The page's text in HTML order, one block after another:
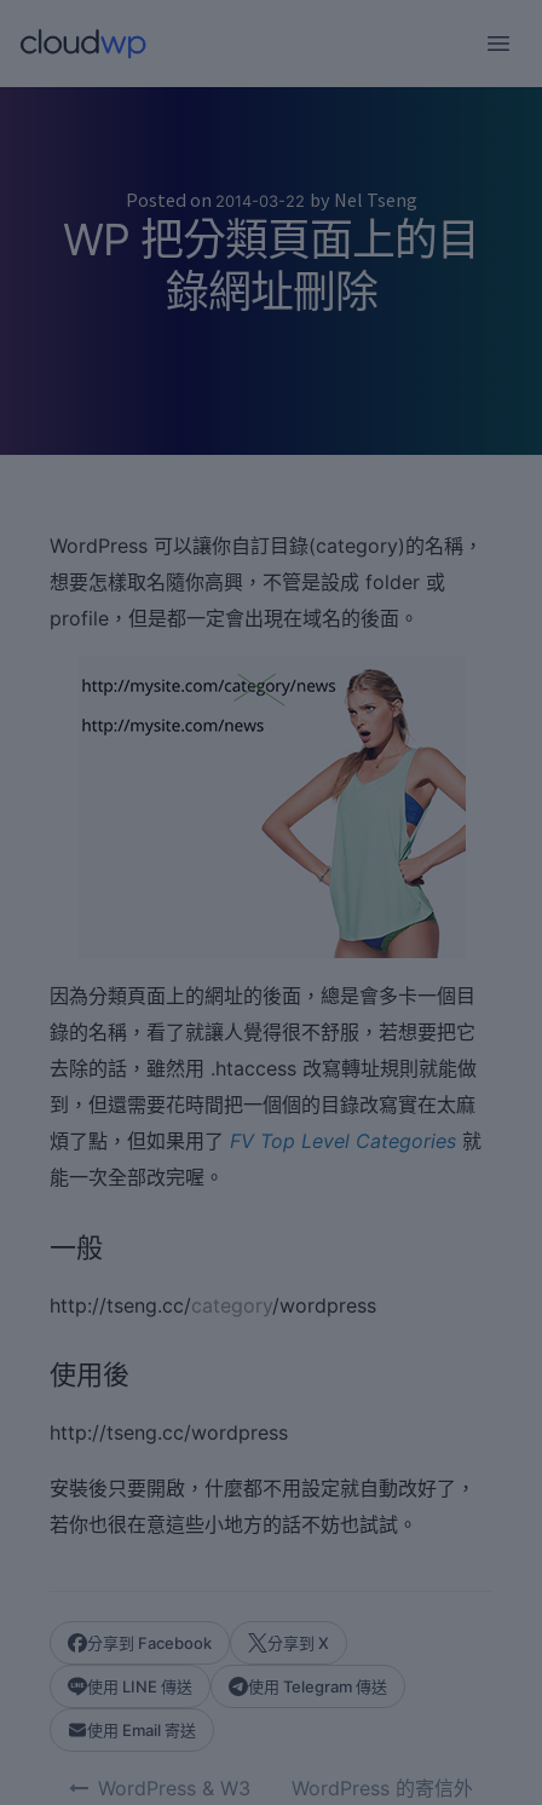
Posted on 2014-03-22 by Nel Tseng
WP 把分類頁面上的目
錄網址刪除
WordPress 可以讓你自訂目錄(category)的名稱，
想要怎樣取名隨你高興，不管是設成 folder 或
profile，但是都一定會出現在域名的後面。
因為分類頁面上的網址的後面，總是會多卡一個目
錄的名稱，看了就讓人覺得很不舒服，若想要把它
去除的話，雖然用 .htaccess 改寫轉址規則就能做
到，但還需要花時間把一個個的目錄改寫實在太麻
煩了點，但如果用了 FV Top Level Categories就
能一次全部改完喔。
一般
http://tseng.cc/category/wordpress
使用後
http://tseng.cc/wordpress
安裝後只要開啟，什麼都不用設定就自動改好了，
若你也很在意這些小地方的話不妨也試試。
分享到 Facebook 分享到 X
使用 LINE 傳送 使用 Telegram 傳送
使用 Email 寄送
WordPress & W3
WordPress 的寄信外